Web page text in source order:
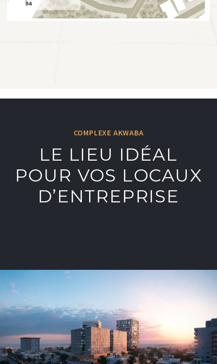
COMPLEXE AKWABA
LE LIEU IDÉAL
POUR VOS LOCAUX
D’ENTREPRISE